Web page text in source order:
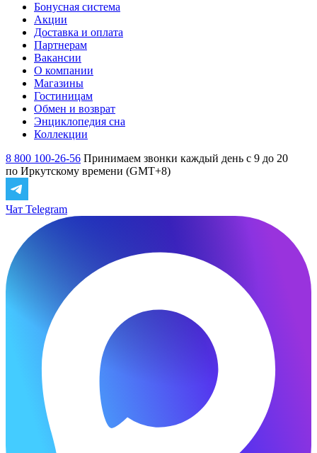
Бонусная система
Акции
Доставка и оплата
Партнерам
Вакансии
О компании
Магазины
Гостиницам
Обмен и возврат
Энциклопедия сна
Коллекции
8 800 100-26-56 Принимаем звонки каждый день с 9 до 20
по Иркутскому времени (GMT+8)
Чат Telegram